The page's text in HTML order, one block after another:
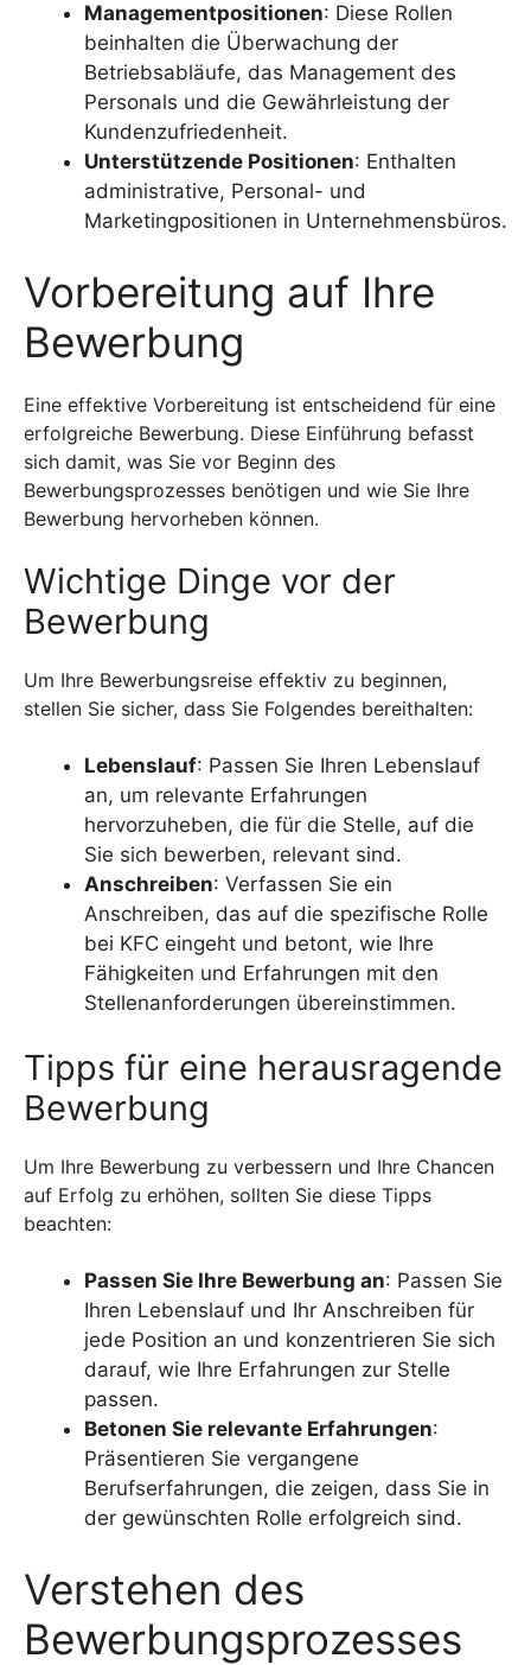
Managementpositionen: Diese Rollen
beinhalten die Überwachung der
Betriebsabläufe, das Management des
Personals und die Gewährleistung der
Kundenzufriedenheit.
Unterstützende Positionen: Enthalten
administrative, Personal- und
Marketingpositionen in Unternehmensbüros.
Vorbereitung auf Ihre
Bewerbung
Eine effektive Vorbereitung ist entscheidend für eine
erfolgreiche Bewerbung. Diese Einführung befasst
sich damit, was Sie vor Beginn des
Bewerbungsprozesses benötigen und wie Sie Ihre
Bewerbung hervorheben können.
Wichtige Dinge vor der
Bewerbung
Um Ihre Bewerbungsreise effektiv zu beginnen,
stellen Sie sicher, dass Sie Folgendes bereithalten:
Lebenslauf: Passen Sie Ihren Lebenslauf
an, um relevante Erfahrungen
hervorzuheben, die für die Stelle, auf die
Sie sich bewerben, relevant sind.
Anschreiben: Verfassen Sie ein
Anschreiben, das auf die spezifische Rolle
bei KFC eingeht und betont, wie Ihre
Fähigkeiten und Erfahrungen mit den
Stellenanforderungen übereinstimmen.
Tipps für eine herausragende
Bewerbung
Um Ihre Bewerbung zu verbessern und Ihre Chancen
auf Erfolg zu erhöhen, sollten Sie diese Tipps
beachten:
Passen Sie Ihre Bewerbung an: Passen Sie
Ihren Lebenslauf und Ihr Anschreiben für
jede Position an und konzentrieren Sie sich
darauf, wie Ihre Erfahrungen zur Stelle
passen.
Betonen Sie relevante Erfahrungen:
Präsentieren Sie vergangene
Berufserfahrungen, die zeigen, dass Sie in
der gewünschten Rolle erfolgreich sind.
Verstehen des
Bewerbungsprozesses